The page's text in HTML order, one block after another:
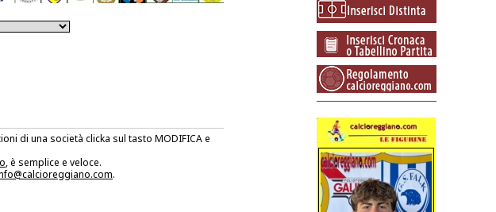
di una società clicka sul tasto MODIFICA e
, è semplice e veloce.
.